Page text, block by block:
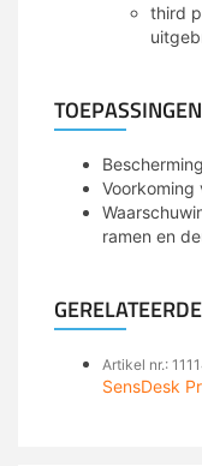
third
TOEPASSINGEN
Voorkoming
ramen en
Artikel nr.:
SensDesk